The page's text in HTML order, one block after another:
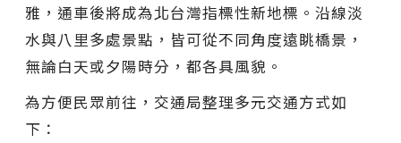
雅，通車後將成為北台灣指標性新地標。沿線淡
水與八里多處景點，皆可從不同角度遠眺橋景，
無論白天或夕陽時分，都各具風貌。
為方便民眾前往，交通局整理多元交通方式如
下：